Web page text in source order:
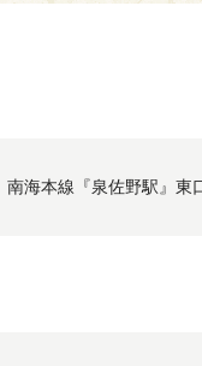
南海本線『泉佐野駅』東